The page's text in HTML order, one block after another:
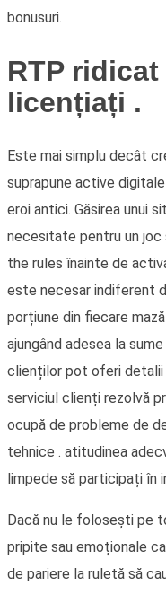
bonusuri.
RTP
licențiați .
Este mai simplu decât
suprapune active
eroi antici. Găsirea unui
necesitate pentru un joc
the rules înainte de
este necesar indiferent
porțiune din fiecare
ajungând adesea la
clienților pot oferi detalii
serviciul clienți rezolvă
ocupă de probleme de
tehnice . atitudinea
limpede să participați în
Dacă nu le folosești pe
pripite sau emoționale
de pariere la ruletă să